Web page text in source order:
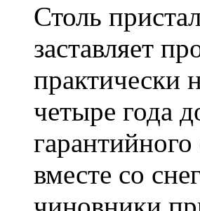
Столь
заставляет
практически
четыре года
вместе со